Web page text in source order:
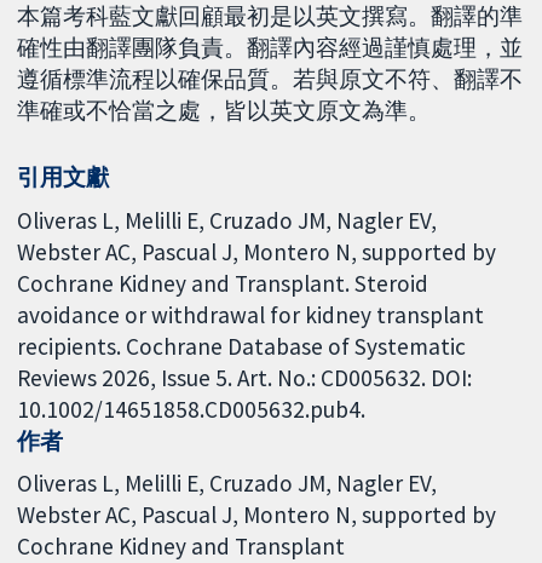
本篇考科藍文獻回顧最初是以英文撰寫。翻譯的準
確性由翻譯團隊負責。翻譯內容經過謹慎處理，並
遵循標準流程以確保品質。若與原文不符、翻譯不
準確或不恰當之處，皆以英文原文為準。
引用文獻
Oliveras L, Melilli E, Cruzado JM, Nagler EV,
Webster AC, Pascual J, Montero N, supported by
Cochrane Kidney and Transplant. Steroid
avoidance or withdrawal for kidney transplant
recipients. Cochrane Database of Systematic
Reviews 2026, Issue 5. Art. No.: CD005632. DOI:
10.1002/14651858.CD005632.pub4.
作者
Oliveras L Melilli E Cruzado JM Nagler EV
Webster AC Pascual J Montero N supported by
Cochrane Kidney and Transplant